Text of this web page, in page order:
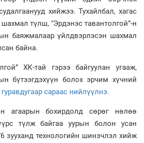
хийжээ. Тухайлбал, хагас
түлш, “Эрдэнэс тавантолгой”-н
баяжмалаар үйлдвэрлэсэн шахмал
байна.
ХК-тай гэрээ байгуулан угааж,
бүтээгдэхүүн болох эрчим хүчний
сараас нийлүүлнэ.
агаарын бохирдолд сөрөг нөлөө
түлж байгаа уурын болон усан
зууханд технологийн шинэчлэл хийж